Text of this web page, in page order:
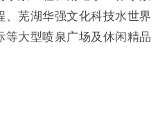
、芜湖华强文化科技水世界
等大型喷泉广场及休闲精品